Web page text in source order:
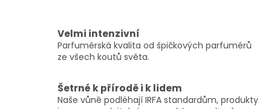
Velmi intenzivní
Parfumérská kvalita od špičkových parfumérů
ze všech koutů světa.
Šetrné k přírodě i k lidem
Naše vůně podléhají IRFA standardům, produkty